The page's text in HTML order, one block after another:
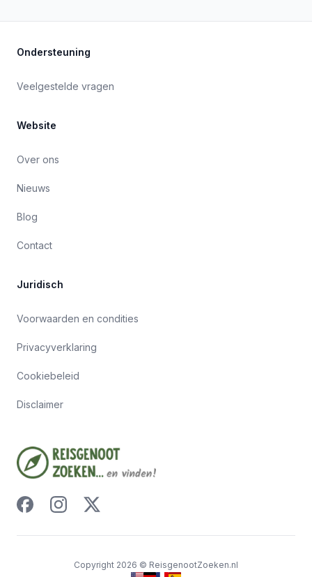
Ondersteuning
Veelgestelde vragen
Website
Over ons
Nieuws
Blog
Contact
Juridisch
Voorwaarden en condities
Privacyverklaring
Cookiebeleid
Disclaimer
Copyright 2026 © ReisgenootZoeken.nl